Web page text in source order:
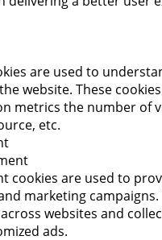
are used to
website. These
metrics the number of
etc.
cookies are used to
marketing campaigns.
websites and
ads.